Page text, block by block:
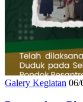
Galery Kegiatan 06/
Penyerahan